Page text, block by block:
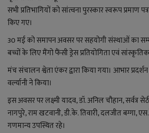
जोक्स
सोशल मीडिया
Gallery
सभी प्रतिभागियों को सांत्वना पुरस्कार स्वरूप प्रमाण
किए गए।
30 मई को समापन अवसर पर सहयोगी संस्थाओं का
बच्चों के लिए मैंगो फैंसी ड्रेस प्रतियोगिता एवं
मंच संचालन श्वेता एंकर द्वारा किया गया। आभार
वर्ल्यानी ने किया।
इस अवसर पर लक्ष्मी यादव, डॉ. अनिल चौहान, सर्वत्र
नागपुरे, राम खटवानी, डी.के. तिवारी, दलजीत बग्गा,
गणमान्य उपस्थित रहे।